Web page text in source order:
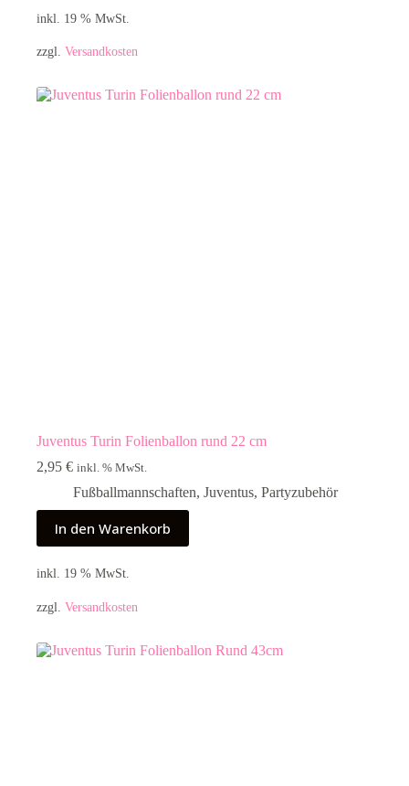
inkl. 19 % MwSt.
zzgl. Versandkosten
Juventus Turin Folienballon rund 22 cm
2,95 € inkl. % MwSt.
Fußballmannschaften, Juventus, Partyzubehör
In den Warenkorb
inkl. 19 % MwSt.
zzgl. Versandkosten